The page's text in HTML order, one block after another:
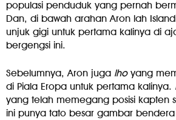
populasi penduduk yang pernah
Dan, di bawah arahan Aron lah
unjuk gigi untuk pertama kalinya di
bergengsi ini.
Sebelumnya, Aron juga lhoyang
di Piala Eropa untuk pertama kalinya.
yang telah memegang posisi kapten
ini punya tato besar gambar